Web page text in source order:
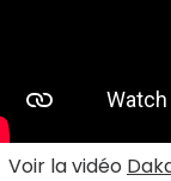
Voir la vidéo